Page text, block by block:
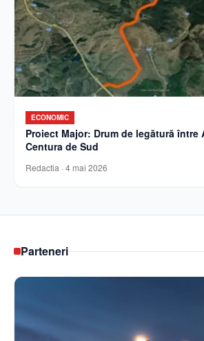
ECONOMIC
Proiect Major: Drum de legătură între
Centura de Sud
Redactia · 4 mai 2026
Parteneri